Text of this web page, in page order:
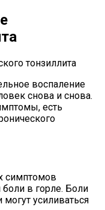
воспаление
снова и снова.
есть
симптомов
боли в горле. Боли
могут усиливаться